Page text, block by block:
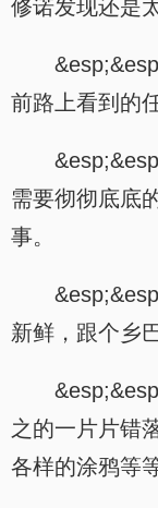
修诺发现还是
前路上看到的
需要彻彻底底
事。
新鲜，跟个乡
之的一片片错
各样的涂鸦等等